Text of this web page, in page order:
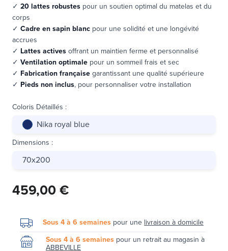
✓ 20 lattes robustes pour un soutien optimal du matelas et du
corps
✓ Cadre en sapin blanc pour une solidité et une longévité
accrues
✓ Lattes activesoffrant un maintien ferme et personnalisé
✓ Ventilation optimale pour un sommeil frais et sec
✓ Fabrication françaisegarantissant une qualité supérieure
✓ Pieds non inclus, pour personnaliser votre installation
Coloris Détaillés :
Nika royal blue
Dimensions :
70x200
459,00 €
Sous 4 à 6 semaines pour une livraison à domicile
Sous 4 à 6 semaines pour un retrait au magasin à
ABBEVILLE